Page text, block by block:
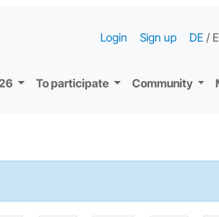
To participate Community
Login Sign up DE /